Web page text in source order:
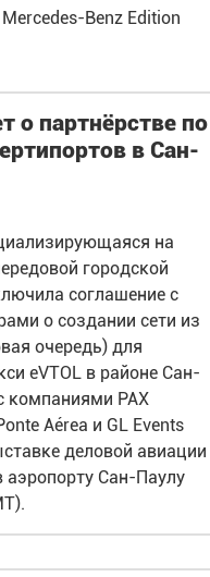
Benz Edition
о партнёрстве по
в Сан-
на
городской
соглашение с
о создании сети из
очередь) для
eVTOL в районе Сан-
компаниями PAX
Aérea и GL Events
деловой авиации
аэропорту Сан-Паулу